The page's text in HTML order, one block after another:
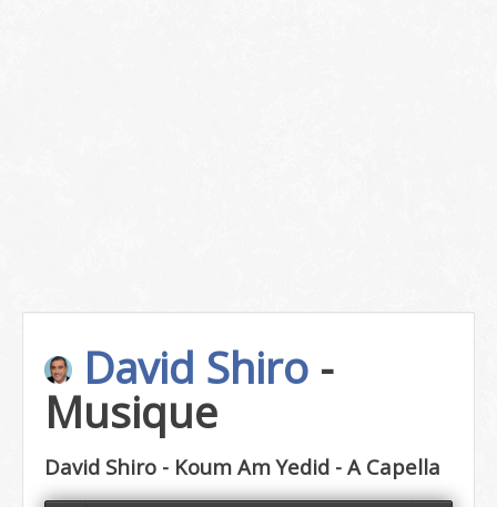
David Shiro -
Musique
David Shiro - Koum Am Yedid - A Capella